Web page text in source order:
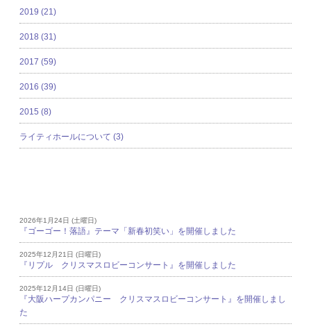
2019 (21)
2018 (31)
2017 (59)
2016 (39)
2015 (8)
ライティホールについて (3)
2026年1月24日 (土曜日)
『ゴーゴー！落語』テーマ「新春初笑い」を開催しました
2025年12月21日 (日曜日)
『リプル クリスマスロビーコンサート』を開催しました
2025年12月14日 (日曜日)
『大阪ハープカンパニー クリスマスロビーコンサート』を開催しまし
た